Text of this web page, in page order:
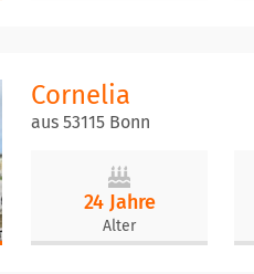
Cornelia
aus 53115 Bonn
24 Jahre
Alter